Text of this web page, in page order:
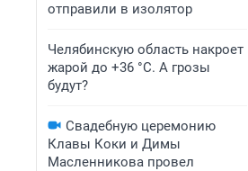
отправили в изолятор
Челябинскую область накроет
жарой до +36 °C. А грозы
будут?
Свадебную церемонию
Клавы Коки и Димы
Масленникова провел